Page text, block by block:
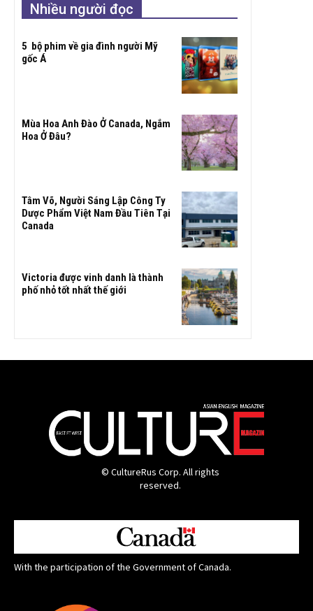
Nhiều người đọc
5 bộ phim về gia đình người Mỹ
gốc Á
Mùa Hoa Anh Đào Ở Canada, Ngắm
Hoa Ở Đâu?
Tâm Võ, Người Sáng Lập Công Ty
Dược Phẩm Việt Nam Đầu Tiên Tại
Canada
Victoria được vinh danh là thành
phố nhỏ tốt nhất thế giới
© CultureRus Corp. All rights
reserved.
With the participation of the Government of Canada.